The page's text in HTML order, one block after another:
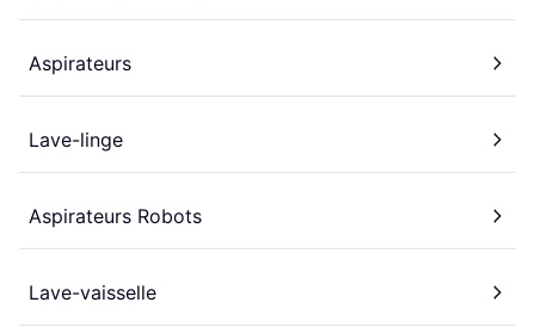
Aspirateurs
Lave-linge
Aspirateurs Robots
Lave-vaisselle